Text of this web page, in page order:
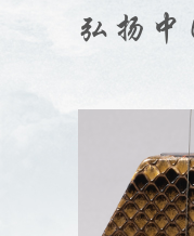
弘扬中